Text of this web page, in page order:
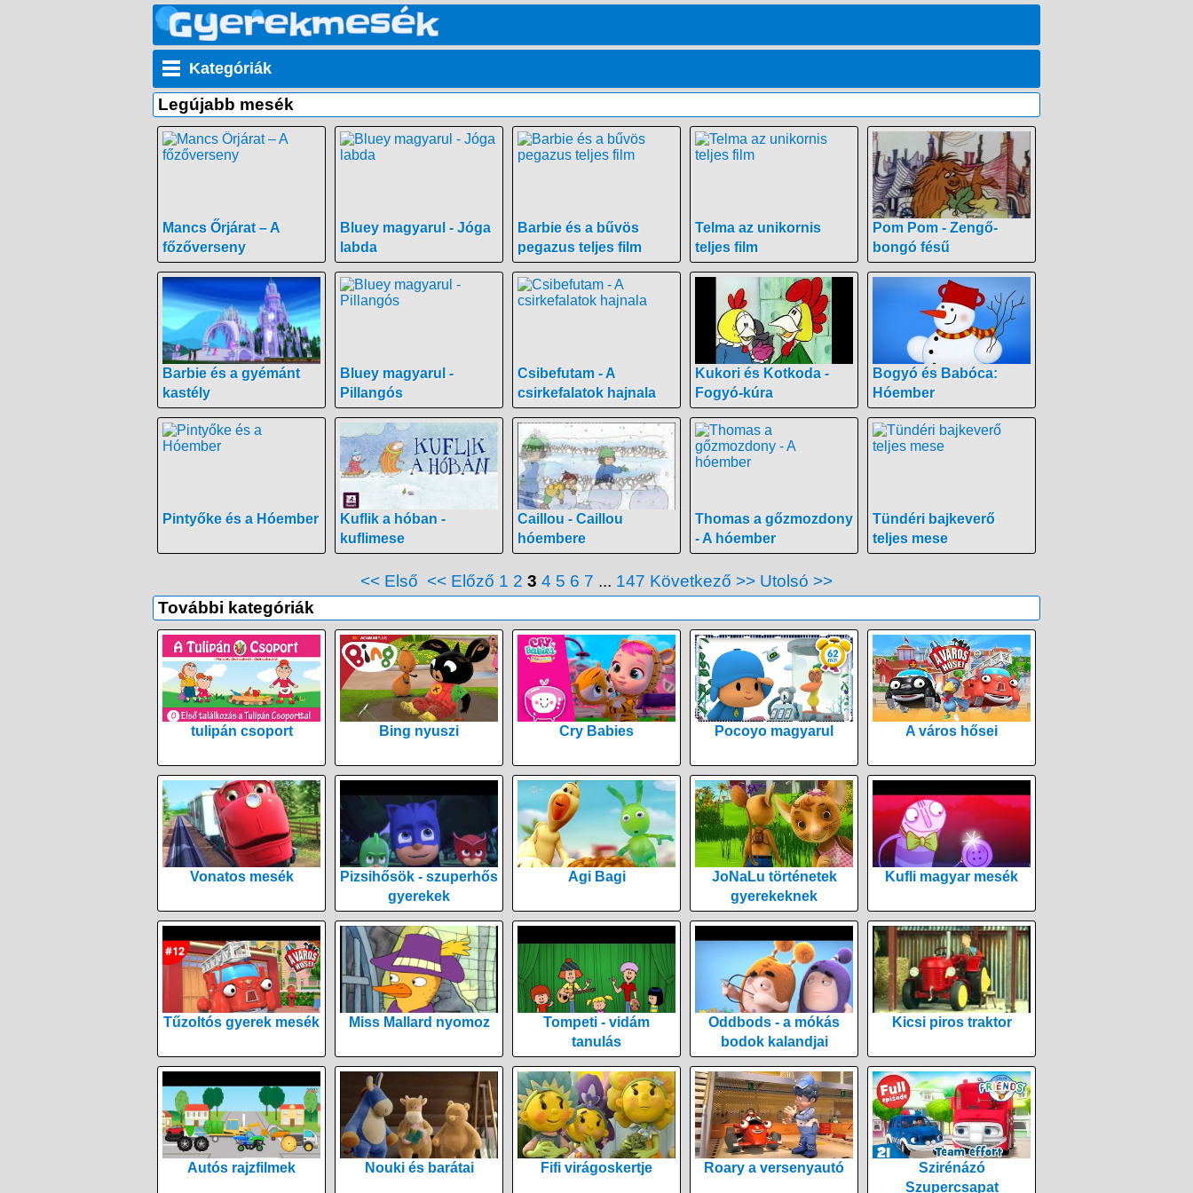
Kategóriák
Legújabb mesék
Mancs Őrjárat – A
főzőverseny
Bluey magyarul - Jóga
labda
Barbie és a bűvös
pegazus teljes film
Telma az unikornis
teljes film
Pom Pom - Zengő-
bongó fésű
Barbie és a gyémánt
kastély
Bluey magyarul -
Pillangós
Csibefutam - A
csirkefalatok hajnala
Kukori és Kotkoda -
Fogyó-kúra
Bogyó és Babóca:
Hóember
Pintyőke és a Hóember
Kuflik a hóban -
kuflimese
Caillou - Caillou
hóembere
Thomas a gőzmozdony
- A hóember
Tündéri bajkeverő
teljes mese
<< Első << Előző 1 2 3 4 5 6 7 ... 147 Következő >> Utolsó >>
További kategóriák
tulipán csoport Bing nyuszi Cry Babies Pocoyo magyarul A város hősei
Vonatos mesék
Pizsihősök - szuperhős
gyerekek
Agi Bagi
JoNaLu történetek
gyerekeknek
Kufli magyar mesék
Tűzoltós gyerek mesék Miss Mallard nyomoz
Tompeti - vidám
tanulás
Oddbods - a mókás
bodok kalandjai
Kicsi piros traktor
Autós rajzfilmek Nouki és barátai Fifi virágoskertje Roary a versenyautó
Szirénázó
Szupercsapat